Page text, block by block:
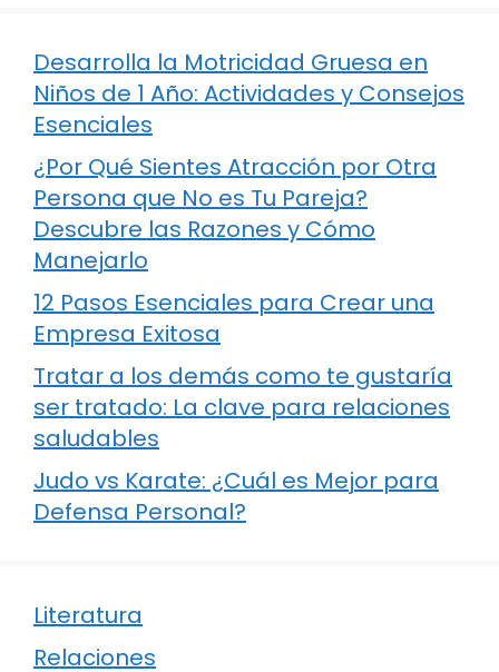
Desarrolla la Motricidad Gruesa en
Niños de 1 Año: Actividades y Consejos
Esenciales
¿Por Qué Sientes Atracción por Otra
Persona que No es Tu Pareja?
Descubre las Razones y Cómo
Manejarlo
12 Pasos Esenciales para Crear una
Empresa Exitosa
Tratar a los demás como te gustaría
ser tratado: La clave para relaciones
saludables
Judo vs Karate: ¿Cuál es Mejor para
Defensa Personal?
Literatura
Relaciones